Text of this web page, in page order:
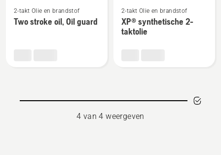
meer
details
2-takt Olie en brandstof
Two stroke oil, Oil guard
meer
details
over
2-takt Olie en brandstof
XP® synthetische 2-
taktolie
4 van 4 weergeven